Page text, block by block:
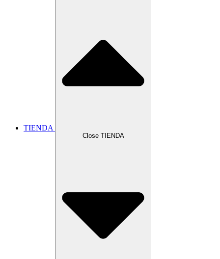
TIENDA
Close TIENDA